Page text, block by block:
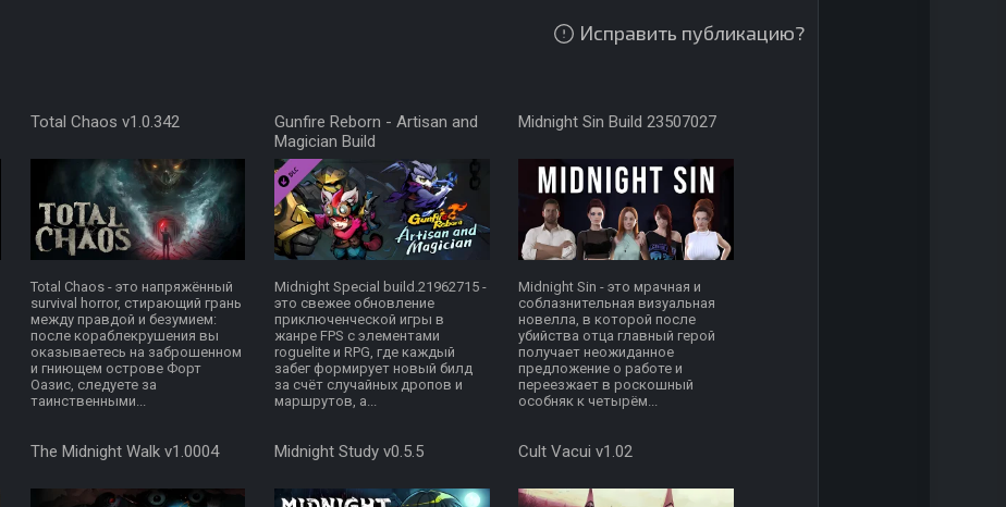
Исправить публикацию?
Total Chaos v1.0.342
Total Chaos - это напряжённый
survival horror, стирающий грань
между правдой и безумием:
после кораблекрушения вы
оказываетесь на заброшенном
и гниющем острове Форт
Оазис, следуете за
таинственными...
Gunfire Reborn - Artisan and
Magician Build
Midnight Special build.21962715 -
это свежее обновление
приключенческой игры в
жанре FPS с элементами
roguelite и RPG, где каждый
забег формирует новый билд
за счёт случайных дропов и
маршрутoв, а...
Midnight Sin Build 23507027
Midnight Sin - это мрачная и
соблазнительная визуальная
новелла, в которой после
убийства отца главный герой
получает неожиданное
предложение о работе и
переезжает в роскошный
особняк к четырём...
The Midnight Walk v1.0004 Midnight Study v0.5.5 Cult Vacui v1.02